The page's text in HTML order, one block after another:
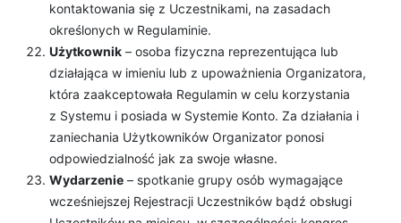
kontaktowania się z Uczestnikami, na zasadach
określonych w Regulaminie.
Użytkownik – osoba fizyczna reprezentująca lub
działająca w imieniu lub z upoważnienia Organizatora,
która zaakceptowała Regulamin w celu korzystania
z Systemu i posiada w Systemie Konto. Za działania i
zaniechania Użytkowników Organizator ponosi
odpowiedzialność jak za swoje własne.
Wydarzenie – spotkanie grupy osób wymagające
wcześniejszej Rejestracji Uczestników bądź obsługi